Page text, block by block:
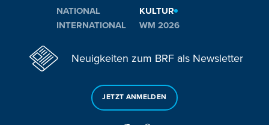
NATIONAL
INTERNATIONAL
KULTUR
WM 2026
Neuigkeiten zum BRF als Newsletter
JETZT ANMELDEN